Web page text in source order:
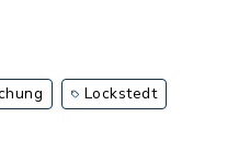
Lockstedt